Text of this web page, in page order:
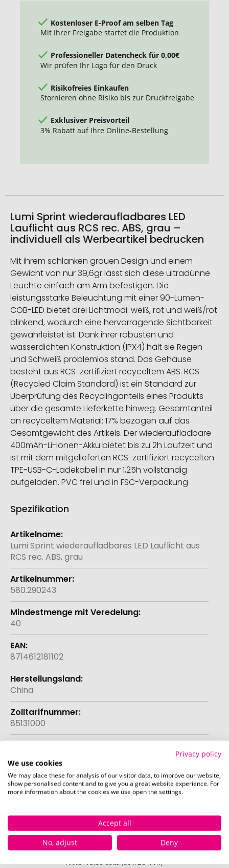
Kostenloser E-Proof am selben Tag
Mit Ihrer Freigabe startet die Produktion
Professioneller Datencheck für 0,00€
Wir prüfen Ihr Logo für den Druck
Risikofreies Einkaufen
Stornieren ohne Risiko bis zur Druckfreigabe
Exklusiver Preisvorteil
3% Rabatt auf Ihre Online-Bestellung
Lumi Sprint wiederaufladbares LED
Lauflicht aus RCS rec. ABS, grau –
individuell als Werbeartikel bedrucken
Mit ihrem schlanken grauen Design und einem
Gewicht von nur 39,6gr lässt sich diese ultradünne
Leuchte einfach am Arm befestigen. Die
leistungsstarke Beleuchtung mit einer 90-Lumen-
COB-LED bietet drei Lichtmodi: weiß, rot und weiß/rot
blinkend, wodurch eine hervorragende Sichtbarkeit
gewährleistet ist. Dank ihrer robusten und
wasserdichten Konstruktion (IPX4) hält sie Regen
und Schweiß problemlos stand. Das Gehäuse
besteht aus RCS-zertifiziert recyceltem ABS. RCS
(Recycled Claim Standard) ist ein Standard zur
Überprüfung des Recyclinganteils eines Produkts
über die gesamte Lieferkette hinweg. Gesamtanteil
an recyceltem Material: 17% bezogen auf das
Gesamtgewicht des Artikels. Der wiederaufladbare
400mAh-Li-Ionen-Akku bietet bis zu 2h Laufzeit und
ist mit dem mitgelieferten RCS-zertifiziert recycelten
TPE-USB-C-Ladekabel in nur 1,25h vollständig
aufgeladen. PVC frei und in FSC-Verpackung
Spezifikation
Weitere
Informationen
Lumi Sprint wiederaufladbares LED Lauflicht aus
RCS rec. ABS, grau
580.290243
40
8714612181102
China
85131000
Druckposition
sind in den Bildern exemplarisch dargestellt.
Artikel Vorderseite (30 x 20 mm)
Privacy policy
We use cookies
We may place these for analysis of our visitor data, to improve our website,
show personalised content and to give you a great website experience. For
more information about the cookies we use open the settings.
Accept all
No, adjust
Deny